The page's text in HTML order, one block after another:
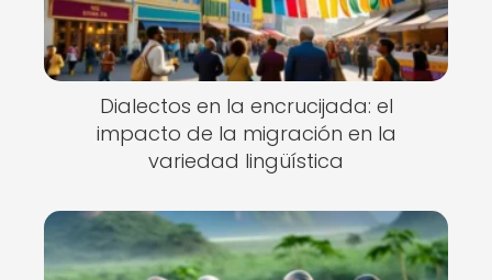
Dialectos en la encrucijada: el
impacto de la migración en la
variedad lingüística